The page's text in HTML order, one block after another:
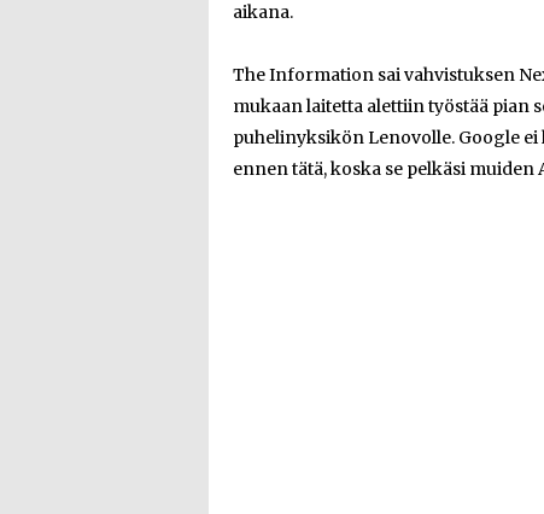
aikana.
The Information sai vahvistuksen
mukaan laitetta alettiin työstää pian
puhelinyksikön Lenovolle. Google
ennen tätä, koska se pelkäsi